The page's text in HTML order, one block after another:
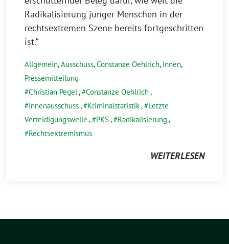
Radikalisierung junger Menschen in der
rechtsextremen Szene bereits fortgeschritten
ist.“
Allgemein,Ausschuss,Constanze Oehlrich, Innen,
Pressemitteilung
Christian Pegel, Constanze Oehlrich,
Innenausschuss, Kriminalstatistik,
Letzte
Verteidigungswelle , PKS, Radikalisierung ,
Rechtsextremismus
WEITERLESEN